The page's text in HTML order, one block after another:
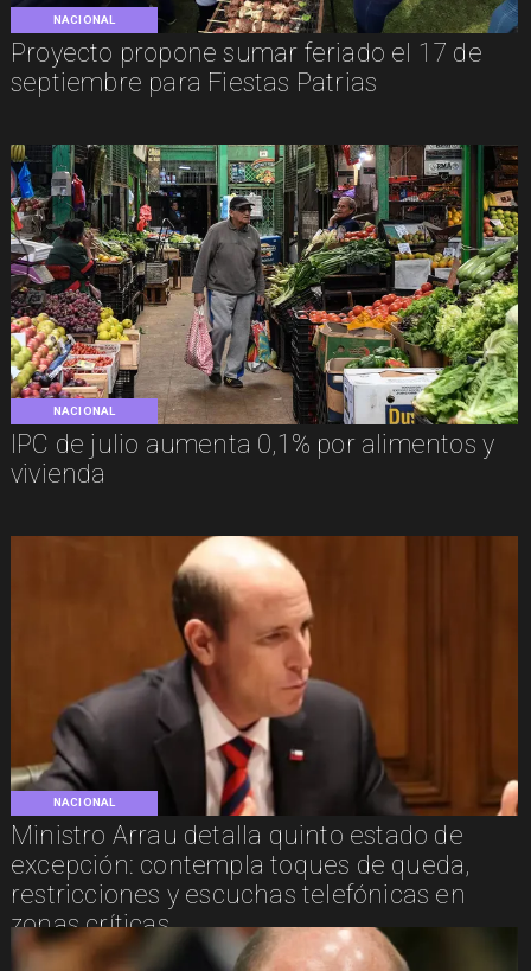
NACIONAL
Proyecto propone sumar feriado el 17 de
septiembre para Fiestas Patrias
NACIONAL
IPC de julio aumenta 0,1% por alimentos y
vivienda
NACIONAL
Ministro Arrau detalla quinto estado de
excepción: contempla toques de queda,
restricciones y escuchas telefónicas en
zonas críticas